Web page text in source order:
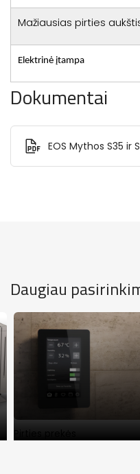
Mažiausias pirties
Elektrinė įtampa
Dokumentai
EOS Mythos S35
Daugiau
Pirties prekės